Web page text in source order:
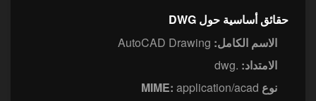
حقائق أساسية حول DWG
الاسم الكامل:
الامتداد: .dwg
نوع MIME: application/acad